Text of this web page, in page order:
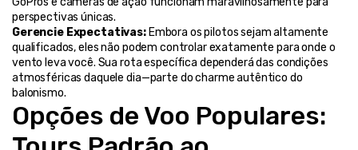
perspectivas únicas.
Gerencie Expectativas: Embora os pilotos sejam altamente
qualificados, eles não podem controlar exatamente para onde o
vento leva você. Sua rota específica dependerá das condições
atmosféricas daquele dia—parte do charme autêntico do
balonismo.
Opções de Voo Populares: